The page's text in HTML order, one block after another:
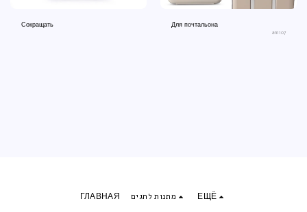
Сокращать Для почтальона
an1107
ГЛАВНАЯ מתנות לחגים ЕЩЁ